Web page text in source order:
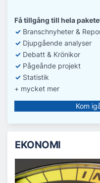
Få tillgång till hela
✓ Branschnyheter &
✓ Djupgående analyser
✓ Debatt & Krönikor
✓ Pågeånde projekt
✓ Statistik
+ mycket mer
Kom
EKONOMI